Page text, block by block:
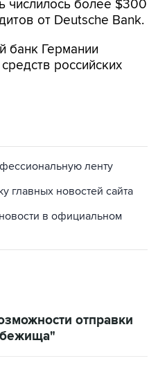
банк Германии
главных новостей сайта
в официальном